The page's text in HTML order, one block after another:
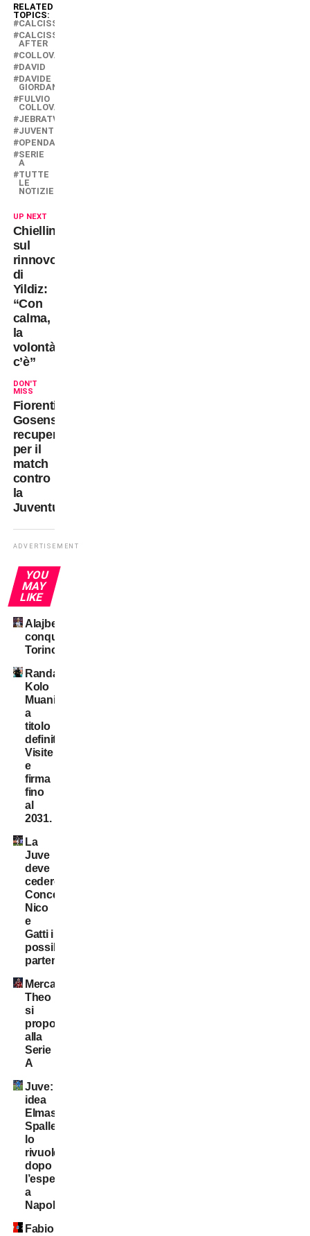
RELATED
TOPICS:
CALCISSIMO
CALCISSIMO
AFTER
COLLOVATI
DAVID
DAVIDE
GIORDANA
FULVIO
COLLOVATI
JEBRATV
JUVENTUS
OPENDA
SERIE
A
TUTTE
LE
NOTIZIE
UP NEXT
Chiellini
sul
rinnovo
di
Yildiz:
“Con
calma,
la
volontà
c’è”
DON'T
MISS
Fiorentina:
Gosens
recupera
per il
match
contro
la
Juventus?
ADVERTISEMENT
YOU
MAY
LIKE
Alajbegovic
conquista
Torino
Randal
Kolo
Muani:
a
titolo
definitivo!
Visite
e
firma
fino
al
2031.
La
Juve
deve
cedere:
Conceição,
Nico
e
Gatti i
possibili
partenti
Mercato:
Theo
si
propone
alla
Serie
A
Juve:
idea
Elmas.
Spalletti
lo
rivuole
dopo
l’esperienza
a
Napoli
Fabio